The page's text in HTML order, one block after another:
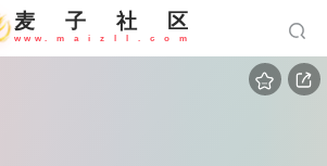
麦 子 社 区
w w w . m a i z . c o m